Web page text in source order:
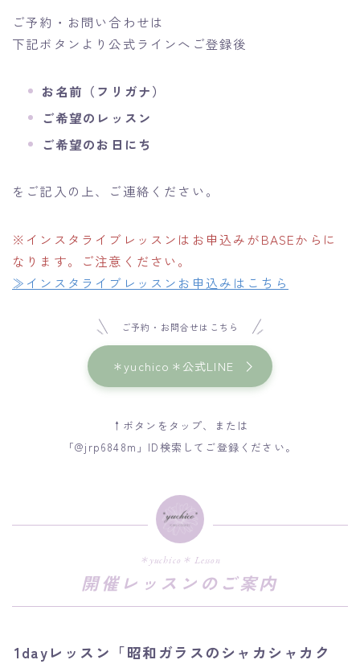
ご予約・お問い合わせは
下記ボタンより公式ラインへご登録後
お名前（フリガナ）
ご希望のレッスン
ご希望のお日にち
をご記入の上、ご連絡ください。
※インスタライブレッスンはお申込みがBASEからに
なります。ご注意ください。
≫インスタライブレッスンお申込みはこちら
ご予約・お問合せはこちら
＊yuchico＊公式LINE
↑ボタンをタップ、または
「@jrp6848m」ID検索してご登録ください。
＊yuchico＊ Lesson
開催レッスンのご案内
1dayレッスン「昭和ガラスのシャカシャカク